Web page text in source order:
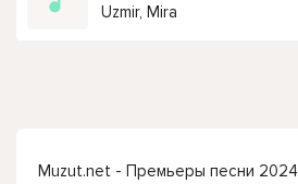
Uzmir, Mira
Muzut.net - Премьеры песни 2024